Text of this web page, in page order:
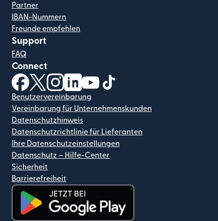
Partner
IBAN-Nummern
Freunde empfehlen
Support
FAQ
Connect
(wird in einem neuen Fenster geöffnet)
(wird in einem neuen Fenster geöffnet)
(wird in einem neuen Fenster geöffnet)
(wird in einem neuen Fenster geöffnet)
(wird in einem neuen Fenster
Benutzervereinbarung
Vereinbarung für Unternehmenskunden
Datenschutzhinweis
Datenschutzrichtlinie für Lieferanten
Ihre Datenschutzeinstellungen
Datenschutz – Hilfe-Center
Sicherheit
Barrierefreiheit